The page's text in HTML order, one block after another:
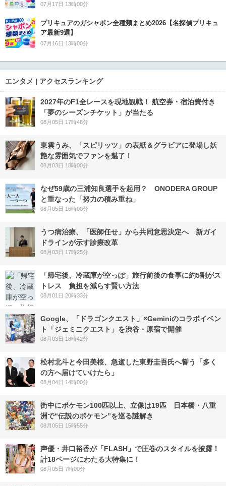
07月17日 13時00分
プリキュアのガシャポン全種類まとめ2026【名探偵プリキュ
ア最新9選】
07月16日 13時00分
エンタメ | アクセスランキング
2027年のF1全レースを現地観戦！ 航空券・宿泊費付き
「夢のシーズンチケット」が当たる
08月05日 17時48分
東雲うみ、「スピリッツ」の表紙＆グラビアに登場し妖
艶な雰囲気でファンを魅了！
08月03日 18時00分
なぜ59歳の三浦知良選手を起用？ ONODERA GROUP
と重なった「努力の積み重ね」
08月05日 16時00分
うつ病治療、「医師任せ」から共同意思決定へ 新ガイ
ドラインが示す診療改革
08月03日 17時25分
「帰宅後、冷蔵庫が空っぽ」旅行前後の食事に約5割がス
トレス 負担を減らす賢い方法
08月01日 20時33分
Google、「ドラゴンクエスト」×Geminiのコラボイベン
ト「ジェミニクエスト」を渋谷・原宿で開催
08月03日 18時42分
松村北斗と今田美桜、急逝した東野圭吾氏へ誓う「多く
の方へ届けていけたら」
08月04日 14時00分
街中にポケモン100匹以上、立像は19匹 日本橋・八重
洲で“伝説のポケモン”を巡る謎解き
08月05日 15時55分
声優・井口裕香が「FLASH」で圧巻のスタイルを披露！
計18ページにわたる大特集に！
08月05日 7時00分